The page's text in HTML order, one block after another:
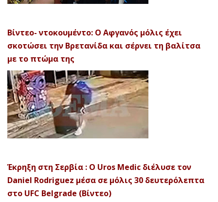
Βίντεο- ντοκουμέντο: Ο Αφγανός μόλις έχει
σκοτώσει την Βρετανίδα και σέρνει τη βαλίτσα
με το πτώμα της
Έκρηξη στη Σερβία : Ο Uros Medic διέλυσε τον
Daniel Rodriguez μέσα σε μόλις 30 δευτερόλεπτα
στο UFC Belgrade (Βίντεο)